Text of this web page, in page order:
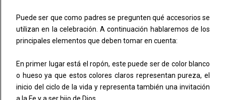
Puede ser que como padres se pregunten qué accesorios se
utilizan en la celebración. A continuación hablaremos de los
principales elementos que deben tomar en cuenta:
En primer lugar está el ropón, este puede ser de color blanco
o hueso ya que estos colores claros representan pureza, el
inicio del ciclo de la vida y representa también una invitación
a la Fe y a ser hijo de Dios.